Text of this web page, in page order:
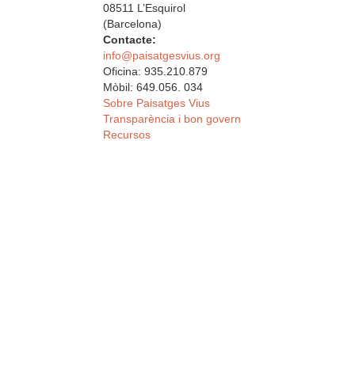
08511 L’Esquirol
(Barcelona)
Contacte:
info@paisatgesvius.org
Oficina: 935.210.879
Mòbil: 649.056. 034
Sobre Paisatges Vius
Transparència i bon govern
Recursos